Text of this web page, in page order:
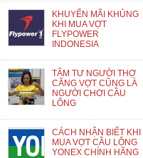
KHUYẾN MÃI KHỦNG
KHI MUA VỢT
FLYPOWER
INDONESIA
TÂM TƯ NGƯỜI THỢ
CĂNG VỢT CŨNG LÀ
NGƯỜI CHƠI CẦU
LÔNG
CÁCH NHẬN BIẾT KHI
MUA VỢT CẦU LÔNG
YONEX CHÍNH HÃNG